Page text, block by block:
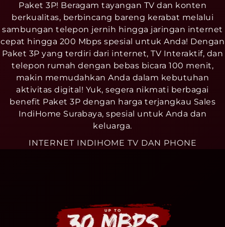
Paket 3P! Beragam tayangan TV dan konten
berkualitas, berbincang bareng kerabat melalui
sambungan telepon jernih hingga jaringan internet
cepat hingga 200 Mbps spesial untuk Anda! Dengan
Paket 3P yang terdiri dari internet, TV Interaktif, dan
telepon rumah dengan bebas bicara 100 menit,
makin memudahkan Anda dalam kebutuhan
aktivitas digital! Yuk, segera nikmati berbagai
benefit Paket 3P dengan harga terjangkau Sales
IndiHome Surabaya, spesial untuk Anda dan
keluarga.
INTERNET INDIHOME TV DAN PHONE